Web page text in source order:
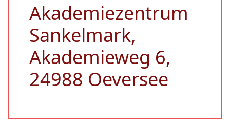
Akademiezentrum
Sankelmark,
Akademieweg 6,
24988 Oeversee